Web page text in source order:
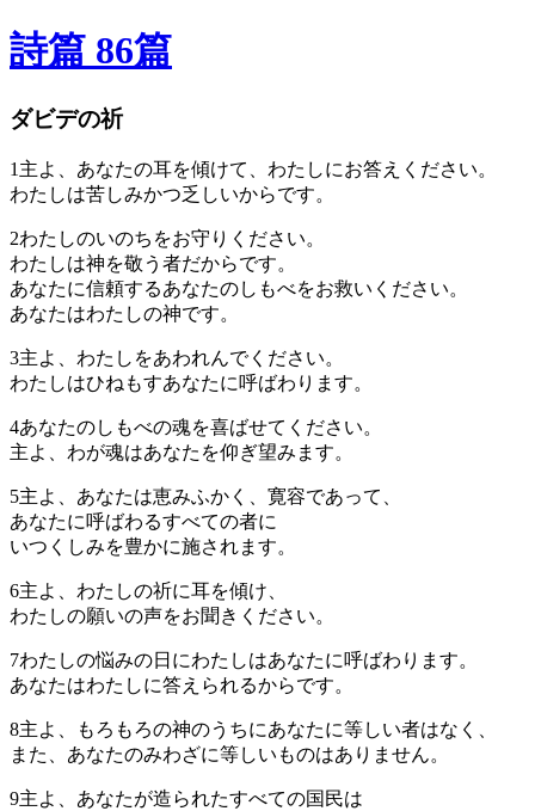
詩篇 86篇
ダビデの祈
1 主よ、あなたの耳を傾けて、わたしにお答えください。
わたしは苦しみかつ乏しいからです。
2わたしのいのちをお守りください。
わたしは神を敬う者だからです。
あなたに信頼するあなたのしもべをお救いください。
あなたはわたしの神です。
3主よ、わたしをあわれんでください。
わたしはひねもすあなたに呼ばわります。
4あなたのしもべの魂を喜ばせてください。
主よ、わが魂はあなたを仰ぎ望みます。
5主よ、あなたは恵みふかく、寛容であって、
あなたに呼ばわるすべての者に
いつくしみを豊かに施されます。
6主よ、わたしの祈に耳を傾け、
わたしの願いの声をお聞きください。
7わたしの悩みの日にわたしはあなたに呼ばわります。
あなたはわたしに答えられるからです。
8主よ、もろもろの神のうちにあなたに等しい者はなく、
また、あなたのみわざに等しいものはありません。
9主よ、あなたが造られたすべての国民は